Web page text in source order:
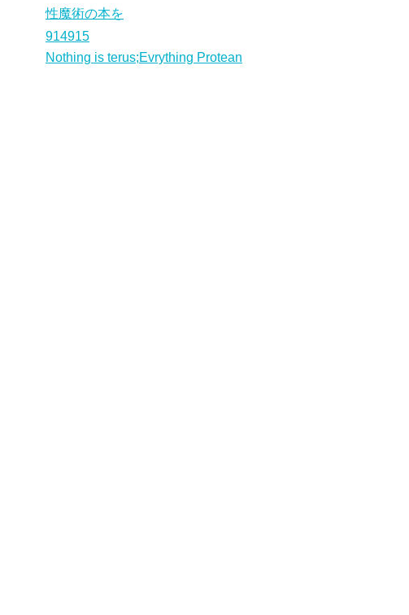
性魔術の本を
914915
Nothing is terus;Evrything Protean